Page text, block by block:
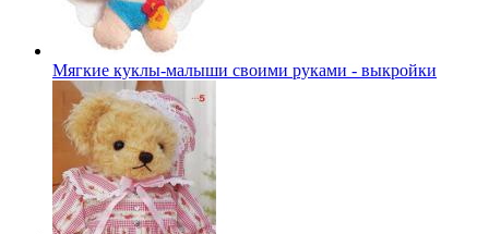
Мягкие куклы-малыши своими руками - выкройки